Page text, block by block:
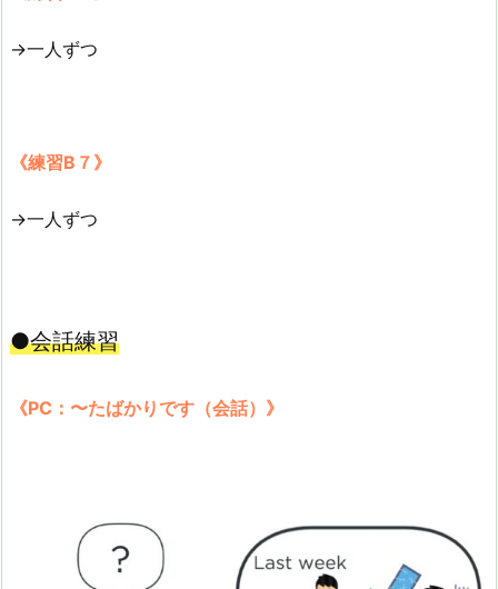
→一人ずつ
《練習B７》
→一人ずつ
●会話練習
《PC：〜たばかりです（会話）》